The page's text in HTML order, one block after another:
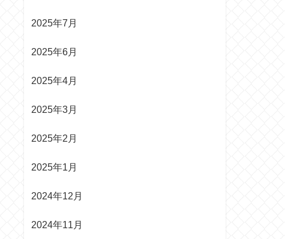
2025年7月
2025年6月
2025年4月
2025年3月
2025年2月
2025年1月
2024年12月
2024年11月